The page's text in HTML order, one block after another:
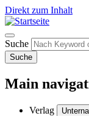
Direkt zum Inhalt
Suche
Suche
Main
Verlag